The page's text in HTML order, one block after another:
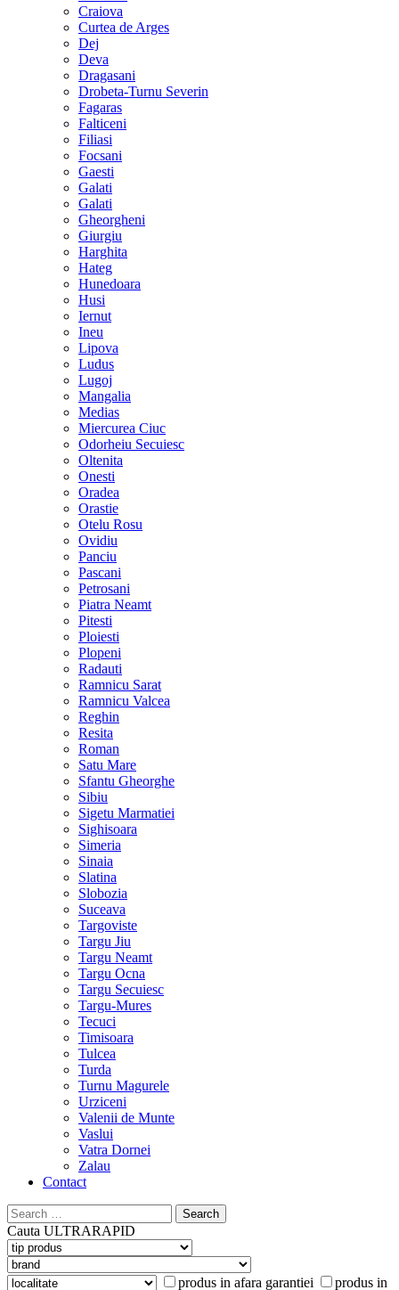
Craiova
Curtea de Arges
Dej
Deva
Dragasani
Drobeta-Turnu Severin
Fagaras
Falticeni
Filiasi
Focsani
Gaesti
Galati
Galati
Gheorgheni
Giurgiu
Harghita
Hateg
Hunedoara
Husi
Iernut
Ineu
Lipova
Ludus
Lugoj
Mangalia
Medias
Miercurea Ciuc
Odorheiu Secuiesc
Oltenita
Onesti
Oradea
Orastie
Otelu Rosu
Ovidiu
Panciu
Pascani
Petrosani
Piatra Neamt
Pitesti
Ploiesti
Plopeni
Radauti
Ramnicu Sarat
Ramnicu Valcea
Reghin
Resita
Roman
Satu Mare
Sfantu Gheorghe
Sibiu
Sigetu Marmatiei
Sighisoara
Simeria
Sinaia
Slatina
Slobozia
Suceava
Targoviste
Targu Jiu
Targu Neamt
Targu Ocna
Targu Secuiesc
Targu-Mures
Tecuci
Timisoara
Tulcea
Turda
Turnu Magurele
Urziceni
Valenii de Munte
Vaslui
Vatra Dornei
Zalau
Contact
Search
for:
Cauta ULTRARAPID
produs in afara garantiei produs in